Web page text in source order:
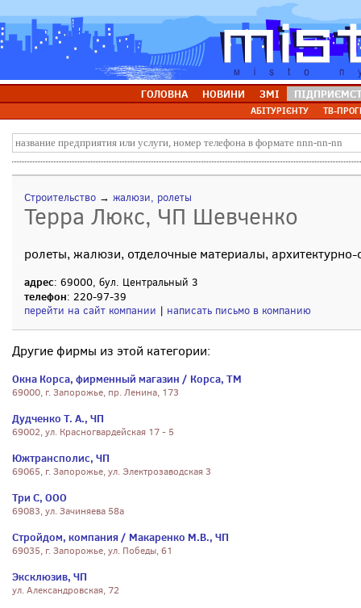
ГОЛОВНА НОВИНИ ЗМІ
АБІТУРІЄНТУ ТВ-
Строительство → жалюзи, ролеты
Терра Люкс, ЧП Шевченко
ролеты, жалюзи, отделочные материалы, архитектурно-
адрес: 69000, бул. Центральный 3
телефон: 220-97-39
перейти на сайт компании | написать письмо в компанию
Другие фирмы из этой категории:
Окна Корса, фирменный магазин / Корса, ТМ
69000, г. Запорожье, пр. Ленина, 173
Дудченко Т. А., ЧП
69002, ул. Красногвардейская 17 - 5
Южтрансполис, ЧП
69065, г. Запорожье, ул. Электрозаводская 3
Три С, ООО
69083, ул. Зачиняева 58а
Стройдом, компания / Макаренко М.В., ЧП
69035, г. Запорожье, ул. Победы, 61
Эксклюзив, ЧП
ул. Александровская, 72